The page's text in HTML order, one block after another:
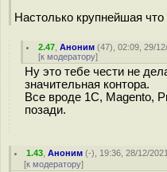
Настолько крупнейшая
2.47 ,Аноним (47), 02:09, 29/
[к модератору]
Ну это тебе чести не
значительная контора.
Все вроде 1С, Magento,
позади.
1.43 ,Аноним (-), 19:36, 28/12/
[к модератору]